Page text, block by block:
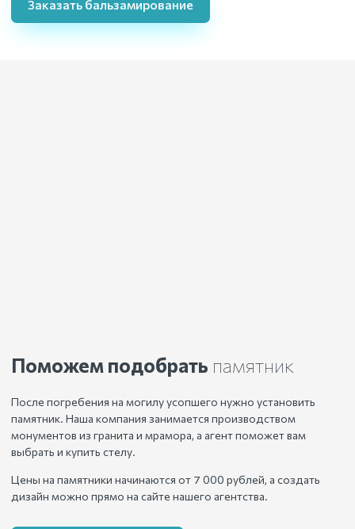
Заказать бальзамирование
Поможем подобрать памятник
После погребения на могилу усопшего нужно установить
памятник. Наша компания занимается производством
монументов из гранита и мрамора, а агент поможет вам
выбрать и купить стелу.
Цены на памятники начинаются от 7 000 рублей, а создать
дизайн можно прямо на сайте нашего агентства.